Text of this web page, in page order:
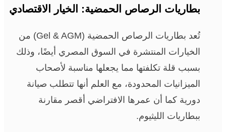
بطاريات الرصاص الحمضية: الخيار الاقتصادي
تُعد بطاريات الرصاص الحمضية (Gel & AGM) من
الخيارات المنتشرة في السوق المصري أيضًا، وذلك
بسبب قلة تكلفتها مما يجعلها مناسبة لأصحاب
الميزانيات المحدودة، مع العلم أنها تتطلب صيانة
دورية كما أن عمرها الافتراضي أقصر مقارنة
ببطاريات الليثيوم.